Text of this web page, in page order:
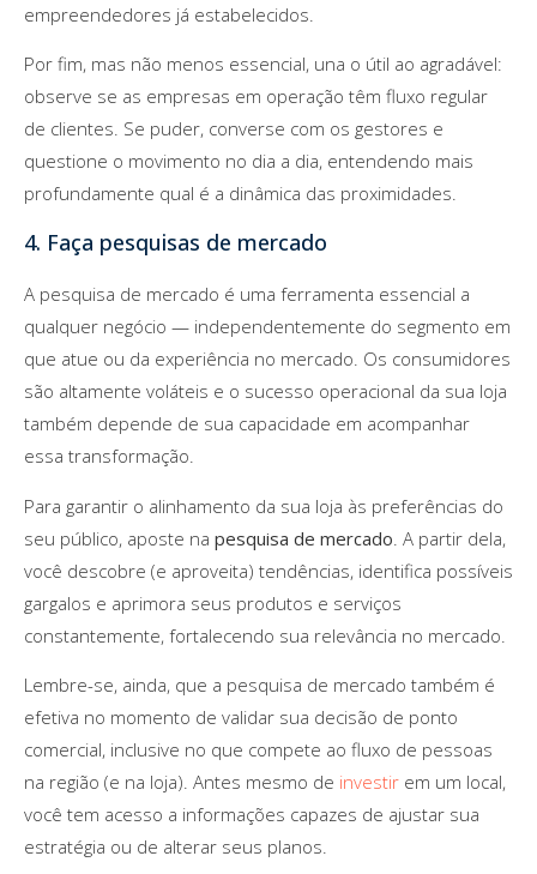
empreendedores já estabelecidos.
Por fim, mas não menos essencial, una o útil ao agradável:
observe se as empresas em operação têm fluxo regular
de clientes. Se puder, converse com os gestores e
questione o movimento no dia a dia, entendendo mais
profundamente qual é a dinâmica das proximidades.
4. Faça pesquisas de mercado
A pesquisa de mercado é uma ferramenta essencial a
qualquer negócio — independentemente do segmento em
que atue ou da experiência no mercado. Os consumidores
são altamente voláteis e o sucesso operacional da sua loja
também depende de sua capacidade em acompanhar
essa transformação.
Para garantir o alinhamento da sua loja às preferências do
seu público, aposte na pesquisa de mercado . A partir dela,
você descobre (e aproveita) tendências, identifica possíveis
gargalos e aprimora seus produtos e serviços
constantemente, fortalecendo sua relevância no mercado.
Lembre-se, ainda, que a pesquisa de mercado também é
efetiva no momento de validar sua decisão de ponto
comercial, inclusive no que compete ao fluxo de pessoas
na região (e na loja). Antes mesmo de investir em um local,
você tem acesso a informações capazes de ajustar sua
estratégia ou de alterar seus planos.